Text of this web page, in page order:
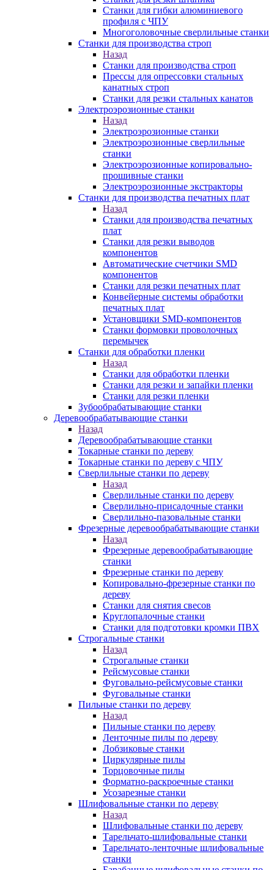
Станки для гибки алюминиевого
профиля с ЧПУ
Многоголовочные сверлильные станки
Станки для производства строп
Назад
Станки для производства строп
Прессы для опрессовки стальных
канатных строп
Станки для резки стальных канатов
Электроэрозионные станки
Назад
Электроэрозионные станки
Электроэрозионные сверлильные
станки
Электроэрозионные копировально-
прошивные станки
Электроэрозионные экстракторы
Станки для производства печатных плат
Назад
Станки для производства печатных
плат
Станки для резки выводов
компонентов
Автоматические счетчики SMD
компонентов
Станки для резки печатных плат
Конвейерные системы обработки
печатных плат
Установщики SMD-компонентов
Станки формовки проволочных
перемычек
Станки для обработки пленки
Назад
Станки для обработки пленки
Станки для резки и запайки пленки
Станки для резки пленки
Зубообрабатывающие станки
Деревообрабатывающие станки
Назад
Деревообрабатывающие станки
Токарные станки по дереву
Токарные станки по дереву с ЧПУ
Сверлильные станки по дереву
Назад
Сверлильные станки по дереву
Сверлильно-присадочные станки
Сверлильно-пазовальные станки
Фрезерные деревообрабатывающие станки
Назад
Фрезерные деревообрабатывающие
станки
Фрезерные станки по дереву
Копировально-фрезерные станки по
дереву
Станки для снятия свесов
Круглопалочные станки
Станки для подготовки кромки ПВХ
Строгальные станки
Назад
Строгальные станки
Рейсмусовые станки
Фуговально-рейсмусовые станки
Фуговальные станки
Пильные станки по дереву
Назад
Пильные станки по дереву
Ленточные пилы по дереву
Лобзиковые станки
Циркулярные пилы
Торцовочные пилы
Форматно-раскроечные станки
Усозарезные станки
Шлифовальные станки по дереву
Назад
Шлифовальные станки по дереву
Тарельчато-шлифовальные станки
Тарельчато-ленточные шлифовальные
станки